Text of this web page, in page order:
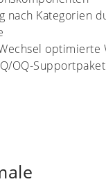
nach Kategorien
optimierte
OQ-Supportpaket